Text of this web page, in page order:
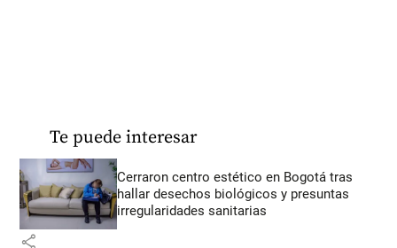
Te puede interesar
Cerraron centro estético en Bogotá tras
hallar desechos biológicos y presuntas
irregularidades sanitarias
share